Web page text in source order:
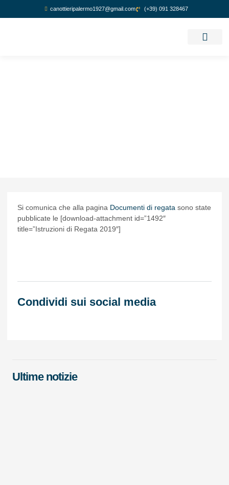
canottieripalermo1927@gmail.com (+39) 091 328467
Si comunica che alla pagina Documenti di regata sono state
pubblicate le [download-attachment id=”1492″
title=”Istruzioni di Regata 2019″]
Condividi sui social media
Ultime notizie